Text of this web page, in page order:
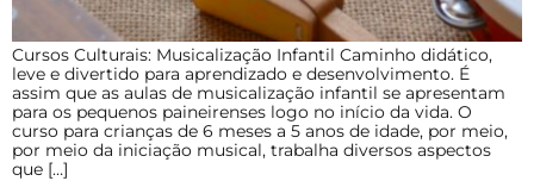
Cursos Culturais: Musicalização Infantil Caminho didático,
leve e divertido para aprendizado e desenvolvimento. É
assim que as aulas de musicalização infantil se apresentam
para os pequenos paineirenses logo no início da vida. O
curso para crianças de 6 meses a 5 anos de idade, por meio,
por meio da iniciação musical, trabalha diversos aspectos
que […]